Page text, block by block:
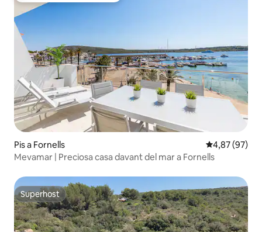
Pis a Fornells 4,87 de
4,87 (97)
Mevamar | Preciosa casa davant del mar a Fornells
Superhost
Superhost